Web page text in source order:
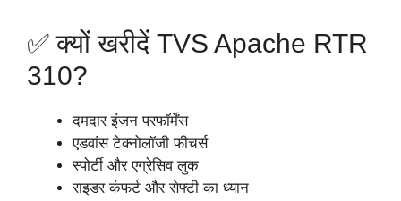
✅ क्यों खरीदें TVS Apache RTR
310?
दमदार इंजन परफॉर्मेंस
एडवांस टेक्नोलॉजी फीचर्स
स्पोर्टी और एग्रेसिव लुक
राइडर कंफर्ट और सेफ्टी का ध्यान